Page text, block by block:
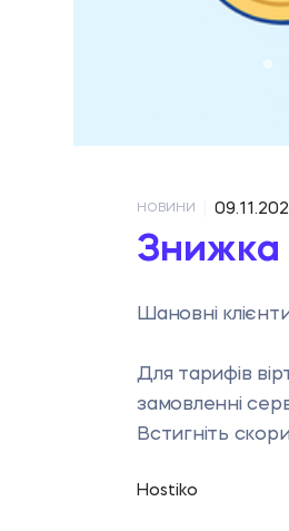
НОВИНИ
Знижка
Шановні
Для тарифів
замовленні
Встигніть
Hostiko